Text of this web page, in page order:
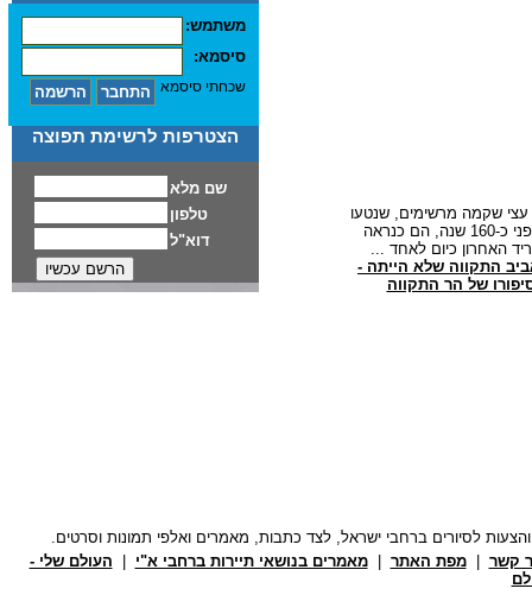
התקווה שלא הייתה -
של הר התקווה
משתמש:
סיסמא:
שכחתי סיסמא
הצטרפות לרשימת תפוצה
קשר |מפת האתר |מאמרים בנושאי תיירות ברחבי א"י
העולם שלי -